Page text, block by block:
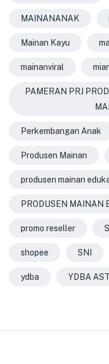
MAINANANAK
Mainan Kayu
mainanviral
PAMERAN PRJ
Perkembangan Anak
Produsen Mainan
produsen mainan
PRODUSEN MAINAN
promo reseller
shopee SNI
ydba YDBA